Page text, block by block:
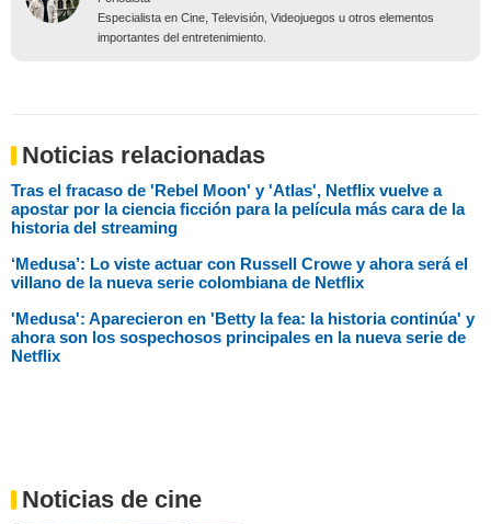
Especialista en Cine, Televisión, Videojuegos u otros elementos
importantes del entretenimiento.
Noticias relacionadas
Tras el fracaso de 'Rebel Moon' y 'Atlas', Netflix vuelve a
apostar por la ciencia ficción para la película más cara de la
historia del streaming
‘Medusa’: Lo viste actuar con Russell Crowe y ahora será el
villano de la nueva serie colombiana de Netflix
'Medusa': Aparecieron en 'Betty la fea: la historia continúa' y
ahora son los sospechosos principales en la nueva serie de
Netflix
Noticias de cine